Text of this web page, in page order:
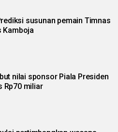
susunan pemain Timnas
Kamboja
nilai sponsor Piala Presiden
Rp70 miliar